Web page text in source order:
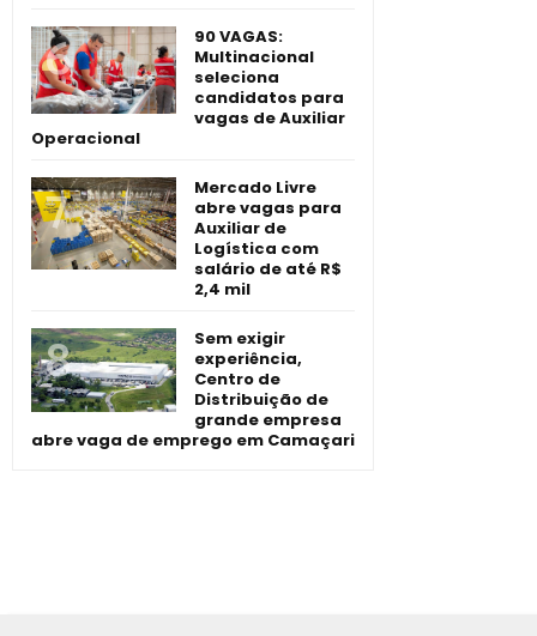
90 VAGAS:
Multinacional
seleciona
candidatos para
vagas de Auxiliar
Operacional
Mercado Livre
abre vagas para
Auxiliar de
Logística com
salário de até R$
2,4 mil
Sem exigir
experiência,
Centro de
Distribuição de
grande empresa
abre vaga de emprego em Camaçari